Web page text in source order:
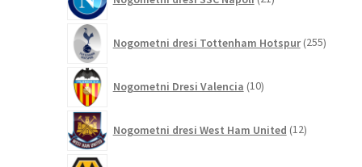
izdelkov
Nogometni dresi Tottenham Hotspur 255
Nogometni Dresi Valencia 10izdelkov
Nogometni dresi West Ham United 12izdelkov